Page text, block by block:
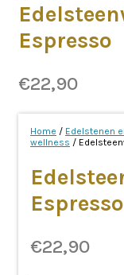
Espresso
€22,90
Home / Edelstenen
wellness /
Espresso
€22,90